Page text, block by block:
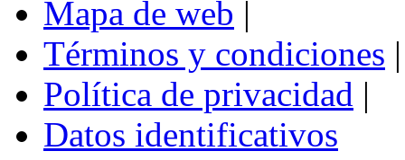
Mapa de web |
Términos y condiciones |
Política de privacidad |
Datos identificativos